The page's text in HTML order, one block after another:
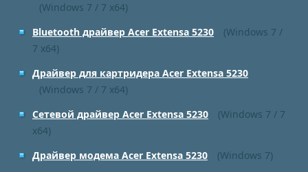
(Windows 7 / 7 x64)
Bluetooth драйвер Acer Extensa 5230
(Windows 7 /
7 x64)
Драйвер для картридера Acer Extensa 5230
(Windows 7 / 7 x64)
Сетевой драйвер Acer Extensa 5230
(Windows 7 / 7
x64)
Драйвер модема Acer Extensa 5230
(Windows 7)